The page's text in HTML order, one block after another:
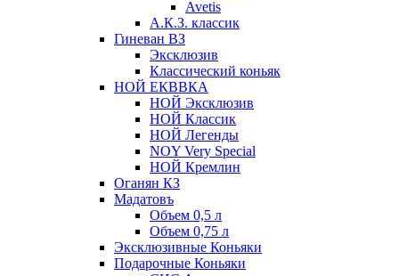
Avetis
А.К.З. классик
Гиневан ВЗ
Эксклюзив
Классический коньяк
НОЙ ЕКВВКА
НОЙ Эксклюзив
НОЙ Классик
НОЙ Легенды
NOY Very Speсial
НОЙ Кремлин
Оганян КЗ
Мадатовъ
Объем 0,5 л
Объем 0,75 л
Эксклюзивные Коньяки
Подарочные Коньяки